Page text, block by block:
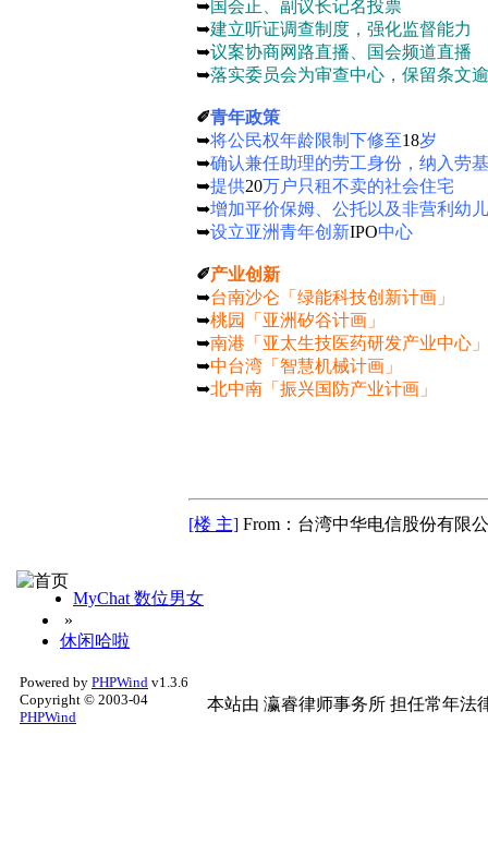
➥国会正、副议长记名投票
➥建立听证调查制度，强化监督能力
➥议案协商网路直播、国会频道直播
➥落实委员会为审查中心，保留条文逾
✐青年政策
➥将公民权年龄限制下修至18岁
➥确认兼任助理的劳工身份，纳入劳
➥提供20万户只租不卖的社会住宅
➥增加平价保姆、公托以及非营利幼
➥设立亚洲青年创新IPO中心
✐产业创新
➥台南沙仑「绿能科技创新计画」
➥桃园「亚洲矽谷计画」
➥南港「亚太生技医药研发产业中心」
➥中台湾「智慧机械计画」
➥北中南「振兴国防产业计画」
[楼 主] From：台湾中华电信股份有限
MyChat 数位男女
»
休闲哈啦
Powered by PHPWind v1.3.6
Copyright © 2003-04
PHPWind
本站由 瀛睿律师事务所 担任常年法